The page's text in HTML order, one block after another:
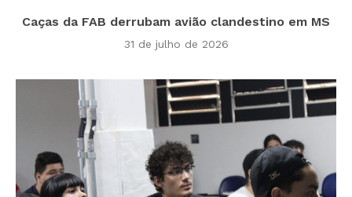
Caças da FAB derrubam avião clandestino em MS
31 de julho de 2026